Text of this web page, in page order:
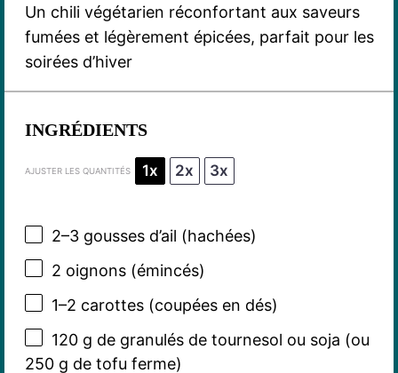
Un chili végétarien réconfortant aux saveurs
fumées et légèrement épicées, parfait pour les
soirées d’hiver
INGRÉDIENTS
AJUSTER LES QUANTITÉS 1x 2x 3x
2–3gousses d’ail (hachées)
2 oignons (émincés)
1–2 carottes (coupées en dés)
120 g de granulés de tournesol ou soja (ou
250 g de tofu ferme)